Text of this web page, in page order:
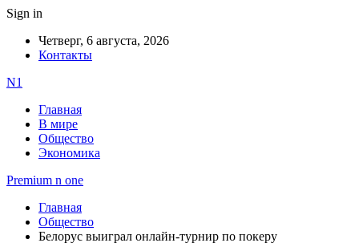
Sign in
Четверг, 6 августа, 2026
Контакты
N1
Главная
В мире
Общество
Экономика
Premium n one
Главная
Общество
Белорус выиграл онлайн-турнир по покеру